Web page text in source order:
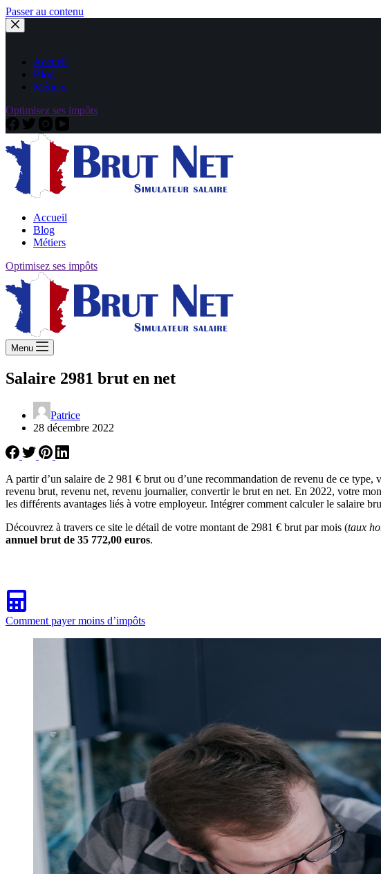
Passer au contenu
Accueil
Blog
Métiers
Optimisez ses impôts
Accueil
Blog
Métiers
Optimisez ses impôts
Menu
Salaire 2981 brut en net
Patrice
28 décembre 2022
A partir d’un salaire de 2 981 € brut ou d’une recommandation de revenu de ce
revenu brut, revenu net, revenu journalier, convertir le brut en net. En 2022, votre
les différents avantages liés à votre employeur. Intégrer comment calculer le salaire
Découvrez à travers ce site le détail de votre montant de 2981 € brut par mois (taux
annuel brut de 35 772,00 euros.
Comment payer moins d’impôts